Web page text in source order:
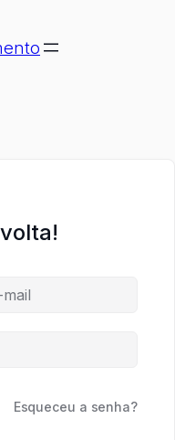
Esqueceu a senha?